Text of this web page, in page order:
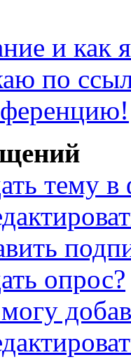
и как
по
тему
опрос?